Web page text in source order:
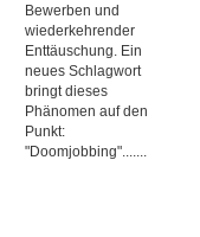
Bewerben und
wiederkehrender
Enttäuschung. Ein
neues Schlagwort
bringt dieses
Phänomen auf den
Punkt:
"Doomjobbing".......